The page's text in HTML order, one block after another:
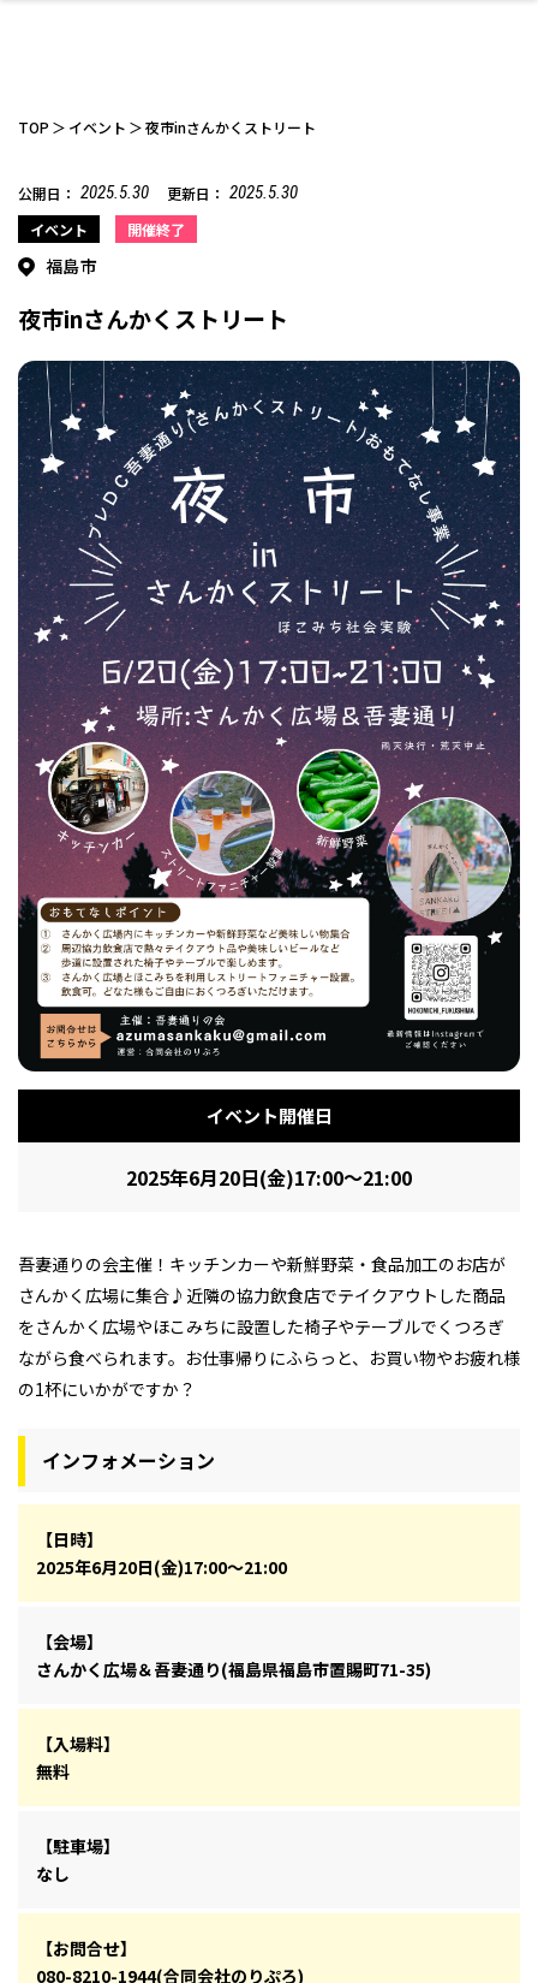
カフェ
お酒 洋食 中華
和食 わんぱく 福島ローカルグル
メ
パン アジア・エスニッ
ク
テイクアウト
ランチ
開成山公園
デート・友達と ひとりで アウトドア
温泉 体験 名所
レジャー・スポー
ツ施設
非日常 イベントレポート
その他
美容室
美容アイテム エイジングケア メンズ
フィットネス・や
せたい
鍼灸・整体・リラ
クゼーション
まつ毛サロン
脱毛 温活・サウナ 歯列矯正・審美歯
科
その他
ファッション
スポーツ・アウト
ドア
ギフト・お土産 キッズ
インテリア 食品・酒 生活を彩るモノ
その他
お仕事探し
保険 病院・クリニック ペット
趣味・スキルアッ
プ
保育園・こども園 子どもの習い事・
塾
幼稚園 教育 ライフイベント
その他
家づくり
リフォーム・リノ
ベーション
自治体インフォ その他
TOP イベント 夜市inさんかくストリート
公開日： 2025.5.30 更新日： 2025.5.30
イベント 開催終了
福島市
夜市inさんかくストリート
イベント開催日
2025年6月20日(金)17:00～21:00
吾妻通りの会主催！キッチンカーや新鮮野菜・食品加工のお店が
さんかく広場に集合♪近隣の協力飲食店でテイクアウトした商品
をさんかく広場やほこみちに設置した椅子やテーブルでくつろぎ
ながら食べられます。お仕事帰りにふらっと、お買い物やお疲れ様
の1杯にいかがですか？
インフォメーション
【日時】
2025年6月20日(金)17:00～21:00
【会場】
さんかく広場＆吾妻通り(福島県福島市置賜町71-35)
【入場料】
無料
【駐車場】
なし
【お問合せ】
080-8210-1944(合同会社のりぷろ)